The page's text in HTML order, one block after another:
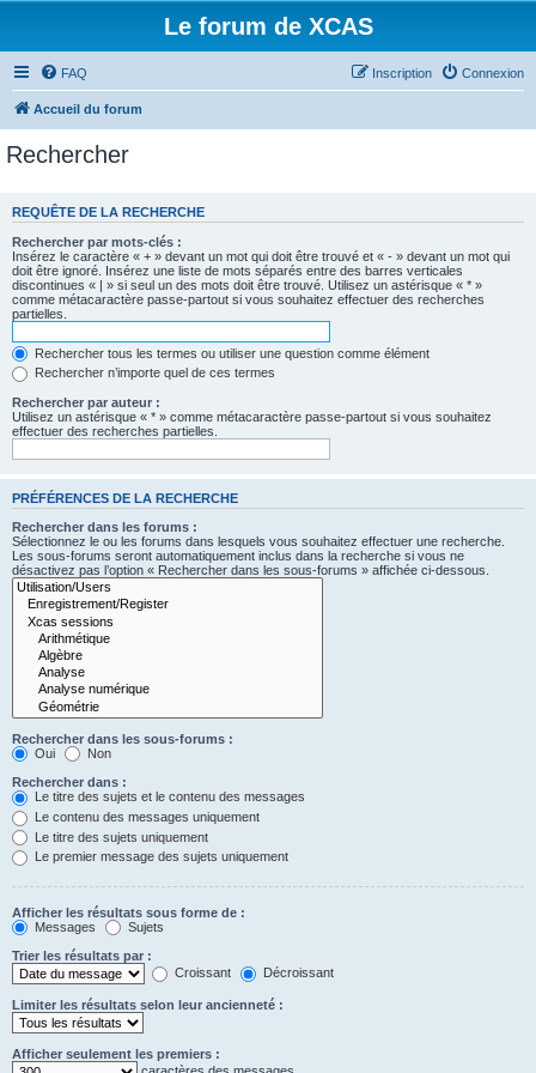
Le forum de XCAS
FAQ Connexion
Inscription
Accueil du forum
Rechercher
REQUÊTE DE LA RECHERCHE
Rechercher par mots-clés :
Insérez le caractère « + » devant un mot qui doit être trouvé et « - » devant un mot qui
doit être ignoré. Insérez une liste de mots séparés entre des barres verticales
discontinues « | » si seul un des mots doit être trouvé. Utilisez un astérisque « * »
comme métacaractère passe-partout si vous souhaitez effectuer des recherches
partielles.
Rechercher tous les termes ou utiliser une question comme élément
Rechercher n’importe quel de ces termes
Rechercher par auteur :
Utilisez un astérisque « * » comme métacaractère passe-partout si vous souhaitez
effectuer des recherches partielles.
PRÉFÉRENCES DE LA RECHERCHE
Rechercher dans les forums :
Sélectionnez le ou les forums dans lesquels vous souhaitez effectuer une recherche.
Les sous-forums seront automatiquement inclus dans la recherche si vous ne
désactivez pas l’option « Rechercher dans les sous-forums » affichée ci-dessous.
Rechercher dans les sous-forums :
Oui
Non
Rechercher dans :
Le titre des sujets et le contenu des messages
Le contenu des messages uniquement
Le titre des sujets uniquement
Le premier message des sujets uniquement
Afficher les résultats sous forme de :
Messages
Sujets
Trier les résultats par :
Croissant
Décroissant
Limiter les résultats selon leur ancienneté :
Afficher seulement les premiers :